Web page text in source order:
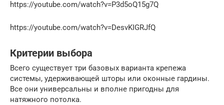
https://youtube.com/watch?v=P3d5oQ15g7Q
https://youtube.com/watch?v=DesvKIGRJfQ
Критерии выбора
Всего существует три базовых варианта крепежа
системы, удерживающей шторы или оконные гардины.
Все они универсальны и вполне пригодны для
натяжного потолка.